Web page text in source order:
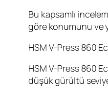
Bu kapsamlı
göre konumunu ve
HSM V-Press 860
HSM V-Press 860
düşük gürültü